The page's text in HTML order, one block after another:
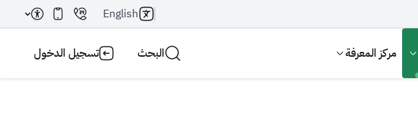
English
مركز المعرفة البحث تسجيل الدخول